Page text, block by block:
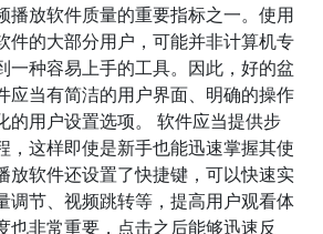
播放软件质量的重要指标之一。使用
件的大部分用户，可能并非计算机专
一种容易上手的工具。因此，好的盆
应当有简洁的用户界面、明确的操作
的用户设置选项。 软件应当提供步
，这样即使是新手也能迅速掌握其使
放软件还设置了快捷键，可以快速实
调节、视频跳转等，提高用户观看体
也非常重要，点击之后能够迅速反